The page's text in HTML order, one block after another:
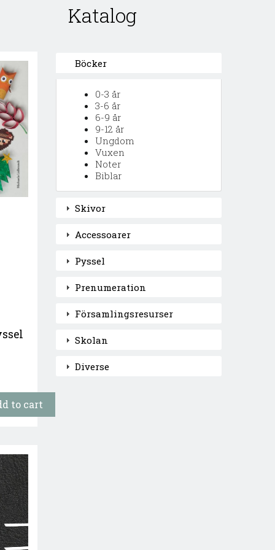
Katalog
Böcker
0-3 år
3-6 år
6-9 år
9-12 år
Ungdom
Vuxen
Noter
Biblar
Skivor
Accessoarer
Pyssel
Prenumeration
Församlingsresurser
Skolan
Diverse